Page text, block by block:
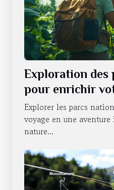
Exploration des
pour enrichir
Explorer les parcs
voyage en une
nature...